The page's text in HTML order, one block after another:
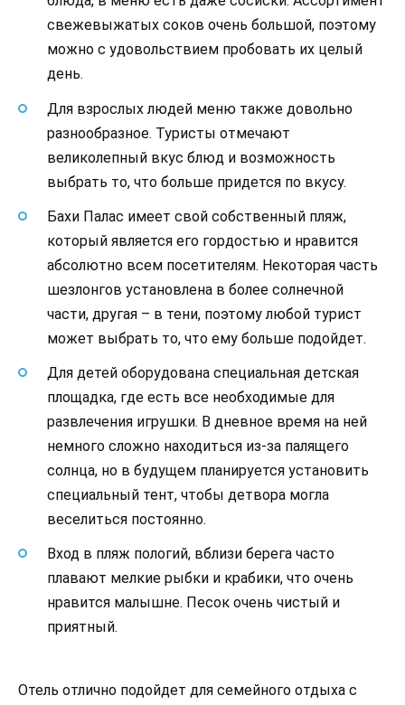
свежевыжатых соков очень большой, поэтому
можно с удовольствием пробовать их целый
день.
Для взрослых людей меню также довольно
разнообразное. Туристы отмечают
великолепный вкус блюд и возможность
выбрать то, что больше придется по вкусу.
Бахи Палас имеет свой собственный пляж,
который является его гордостью и нравится
абсолютно всем посетителям. Некоторая часть
шезлонгов установлена в более солнечной
части, другая – в тени, поэтому любой турист
может выбрать то, что ему больше подойдет.
Для детей оборудована специальная детская
площадка, где есть все необходимые для
развлечения игрушки. В дневное время на ней
немного сложно находиться из-за палящего
солнца, но в будущем планируется установить
специальный тент, чтобы детвора могла
веселиться постоянно.
Вход в пляж пологий, вблизи берега часто
плавают мелкие рыбки и крабики, что очень
нравится малышне. Песок очень чистый и
приятный.
Отель отлично подойдет для семейного отдыха с